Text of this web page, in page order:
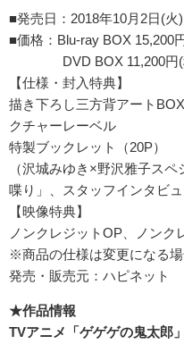
■発売日：2018年10月2日(火
■価格：Blu-ray BOX 15,200
DVD BOX 11,200円(
【仕様・封入特典】
描き下ろし三方背アート
クチャーレーベル
特製ブックレット（20P）
（沢城みゆき×野沢雅子ス
喋り」、スタッフインタビュ
【映像特典】
ノンクレジットOP、ノンク
※商品の仕様は変更になる場
発売・販売元：ハピネット
★作品情報
TVアニメ「ゲゲゲの鬼太郎